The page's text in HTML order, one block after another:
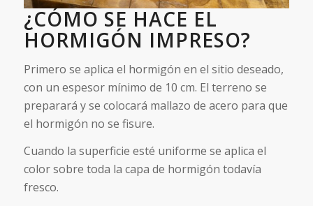
¿CÓMO SE HACE EL
HORMIGÓN IMPRESO?
Primero se aplica el hormigón en el sitio deseado,
con un espesor mínimo de 10 cm. El terreno se
preparará y se colocará mallazo de acero para que
el hormigón no se fisure.
Cuando la superficie esté uniforme se aplica el
color sobre toda la capa de hormigón todavía
fresco.